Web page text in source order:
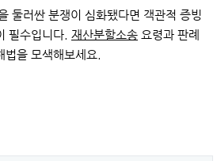
둘러싼 분쟁이 심화됐다면 객관적 증빙
필수입니다. 재산분할소송 요령과 판례
을 모색해보세요.